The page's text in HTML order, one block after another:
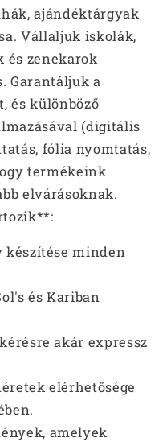
ajándéktárgyak
Vállaljuk iskolák,
és zenekarok
Garantáljuk a
és különböző
(digitális
fólia nyomtatás,
termékeink
elvárásoknak.
minden
és Kariban
akár expressz
elérhetősége
amelyek